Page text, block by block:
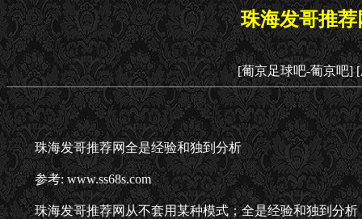
珠海发哥推
[葡京足球吧-葡京吧] [
珠海发哥推荐网全是经验和独到分析
参考: www.ss68s.com
珠海发哥推荐网从不套用某种模式；全是经验和独到分